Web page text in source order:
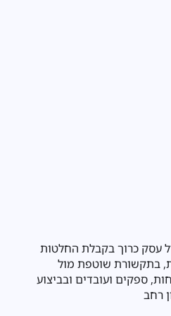
עסקים הפועלים בתחום המזון
נדרשים לעמוד בשורה ארוכה של
דרישות רגולטוריות שנועדו להגן על
בריאות